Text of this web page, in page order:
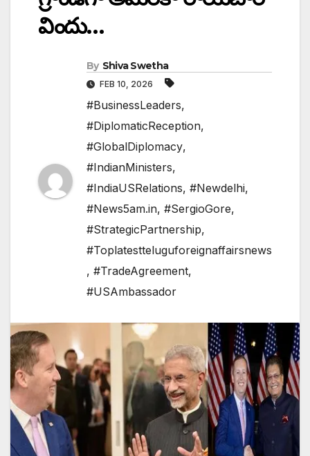
విందు…
By Shiva Swetha
FEB 10, 2026
#BusinessLeaders,
#DiplomaticReception,
#GlobalDiplomacy,
#IndianMinisters,
#IndiaUSRelations, #Newdelhi,
#News5am.in, #SergioGore,
#StrategicPartnership,
#Toplatestteluguforeignaffairsnews
, #TradeAgreement,
#USAmbassador